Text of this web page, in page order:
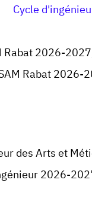
Cycle
Rabat 2026-
Rabat2026-
des Arts et
2026-